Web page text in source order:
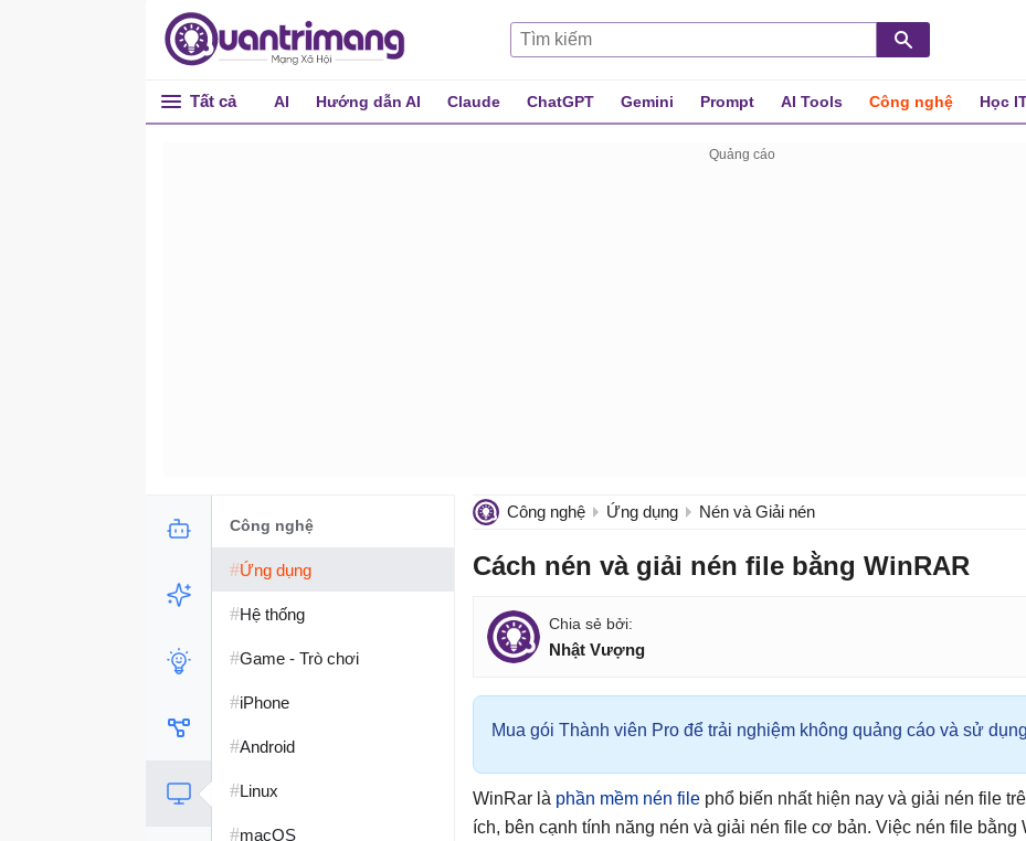
Tất cả AI Hướng dẫn AI Claude ChatGPT Gemini Prompt AI Tools Công nghệ Học
Công nghệ Ứng dụng Nén và Giải nén
Cách nén và giải nén file bằng WinRAR
Nhật Vượng
Mua gói Thành viên Pro để trải nghiệm không quảng cáo và sử
WinRar là phần mềm nén file phổ biến nhất hiện nay và giải nén file
ích, bên cạnh tính năng nén và giải nén file cơ bản. Việc nén file bằng
Công nghệ
#Ứng dụng
#Hệ thống
#Game - Trò chơi
#iPhone
#Android
#Linux
#macOS